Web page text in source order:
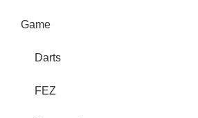
Game
Darts
FEZ